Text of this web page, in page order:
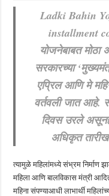
खुशखबर ! नागपूर विद्यापीठ मध्ये
Ladki Bahin
installment
योजनेबाबत
सरकारच्या
एप्रिल आणि मे
वर्तवली जात आहे.
दिवस उरले
अधिकृत
त्यामुळे महिलांमध्ये संभ्रम निर्माण
महिला आणि बालविकास मंत्री
महिना संपण्याआधी लाभार्थी